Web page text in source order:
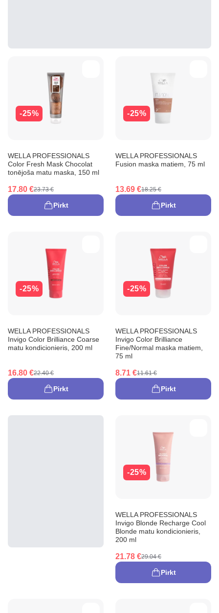
-25%
WELLA PROFESSIONALS
Color Fresh Mask Chocolat
tonējoša matu maska, 150 ml
17.80 €23.73 €
Pirkt
-25%
WELLA PROFESSIONALS
Fusion maska matiem, 75 ml
13.69 €18.25 €
Pirkt
-25%
WELLA PROFESSIONALS
Invigo Color Brilliance Coarse
matu kondicionieris, 200 ml
16.80 €22.40 €
Pirkt
-25%
WELLA PROFESSIONALS
Invigo Color Brilliance
Fine/Normal maska matiem,
75 ml
8.71 €11.61 €
Pirkt
-25%
WELLA PROFESSIONALS
Invigo Blonde Recharge Cool
Blonde matu kondicionieris,
200 ml
21.78 €29.04 €
Pirkt